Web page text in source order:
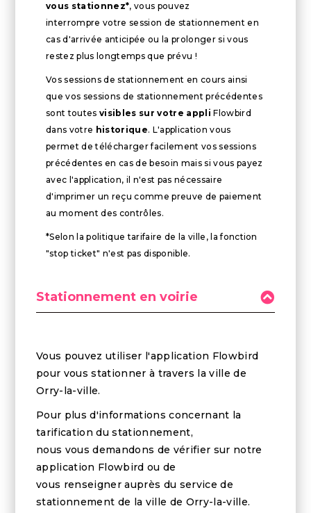
vous stationnez*, vous pouvez
interrompre votre session de stationnement en
cas d'arrivée anticipée ou la prolonger si vous
restez plus longtemps que prévu !
Vos sessions de stationnement en cours ainsi
que vos sessions de stationnement précédentes
sont toutes visibles sur votre appli Flowbird
dans votre historique. L'application vous
permet de télécharger facilement vos sessions
précédentes en cas de besoin mais si vous payez
avec l'application, il n'est pas nécessaire
d'imprimer un reçu comme preuve de paiement
au moment des contrôles.
*Selon la politique tarifaire de la ville, la fonction
"stop ticket" n'est pas disponible.
Stationnement en voirie
Vous pouvez utiliser l'application Flowbird
pour vous stationner à travers la ville de
Orry-la-ville.
Pour plus d'informations concernant la
tarification du stationnement,
nous vous demandons de vérifier sur notre
application Flowbird ou de
vous renseigner auprès du service de
stationnement de la ville de Orry-la-ville.